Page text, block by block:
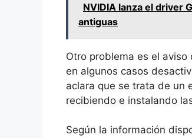
NVIDIA lanza el driver
antiguas
Otro problema es el
en algunos casos
aclara que se trata de un
recibiendo e instalando
Según la información